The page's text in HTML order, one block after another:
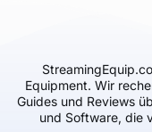
Equipment. Wir
Guides und Reviews
und Software, die